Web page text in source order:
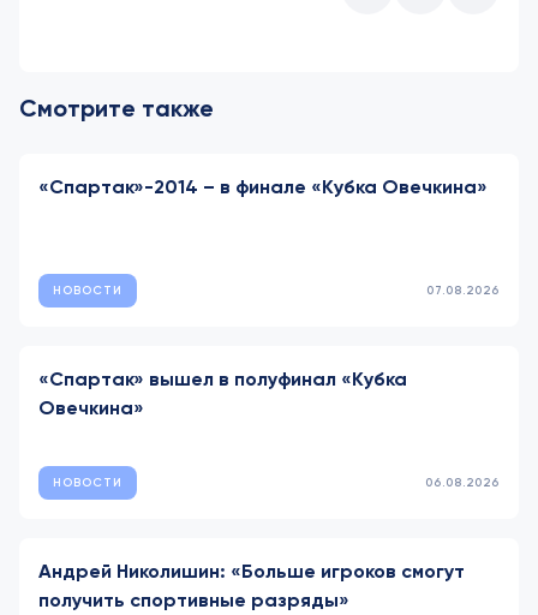
Смотрите также
«Спартак»-2014 – в финале «Кубка Овечкина»
НОВОСТИ 07.08.2026
«Спартак» вышел в полуфинал «Кубка
Овечкина»
НОВОСТИ 06.08.2026
Андрей Николишин: «Больше игроков смогут
получить спортивные разряды»